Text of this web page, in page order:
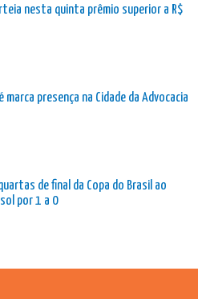
nesta quinta prêmio superior a R$
presença na Cidade da Advocacia
de final da Copa do Brasil ao
por 1 a 0